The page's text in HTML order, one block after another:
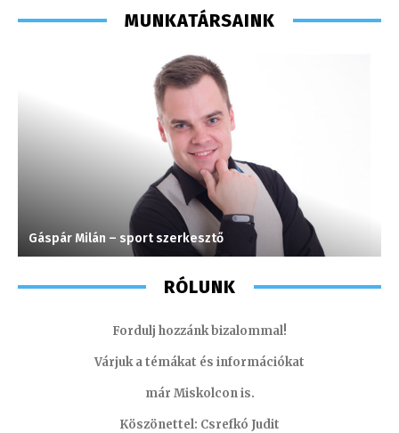
MUNKATÁRSAINK
Gáspár Milán – sport szerkesztő
RÓLUNK
Fordulj hozzánk bizalommal!
Várjuk a témákat és információkat
már Miskolcon is.
Köszönettel: Csrefkó Judit